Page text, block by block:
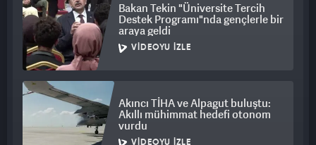
Bakan Tekin "Üniversite Tercih
Destek Programı"nda gençlerle bir
araya geldi
VIDEOYU İZLE
Akıncı TİHA ve Alpagut buluştu:
Akıllı mühimmat hedefi otonom
vurdu
VIDEOYU İZLE